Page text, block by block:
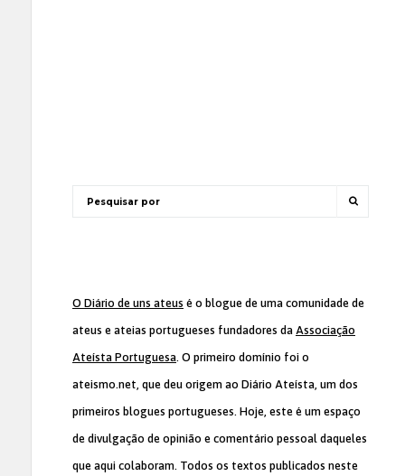
O Diário de uns ateus é o blogue de uma comunidade de
ateus e ateias portugueses fundadores da Associação
Ateísta Portuguesa. O primeiro domínio foi o
ateismo.net, que deu origem ao Diário Ateísta, um dos
primeiros blogues portugueses. Hoje, este é um espaço
de divulgação de opinião e comentário pessoal daqueles
que aqui colaboram. Todos os textos publicados neste